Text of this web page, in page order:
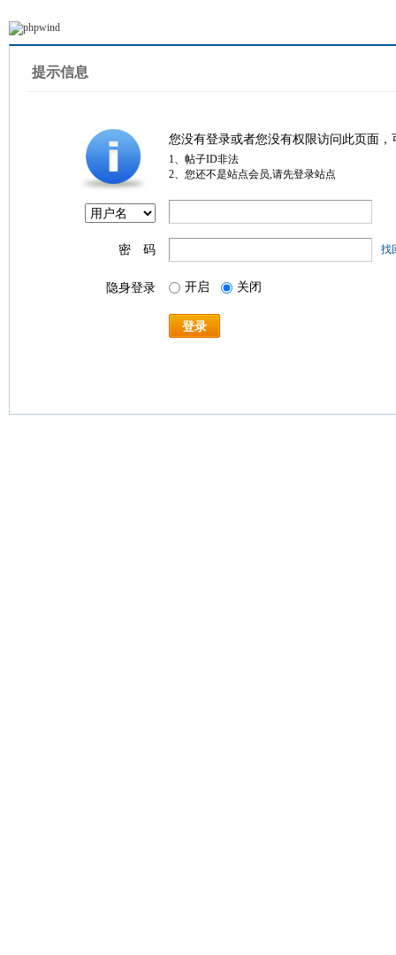
提示信息
您没有登录或者您没有权限访问此页面
1、帖子ID非法
2、您还不是站点会员,请先登录站点
密 码 找
隐身登录 开启 关闭
登录